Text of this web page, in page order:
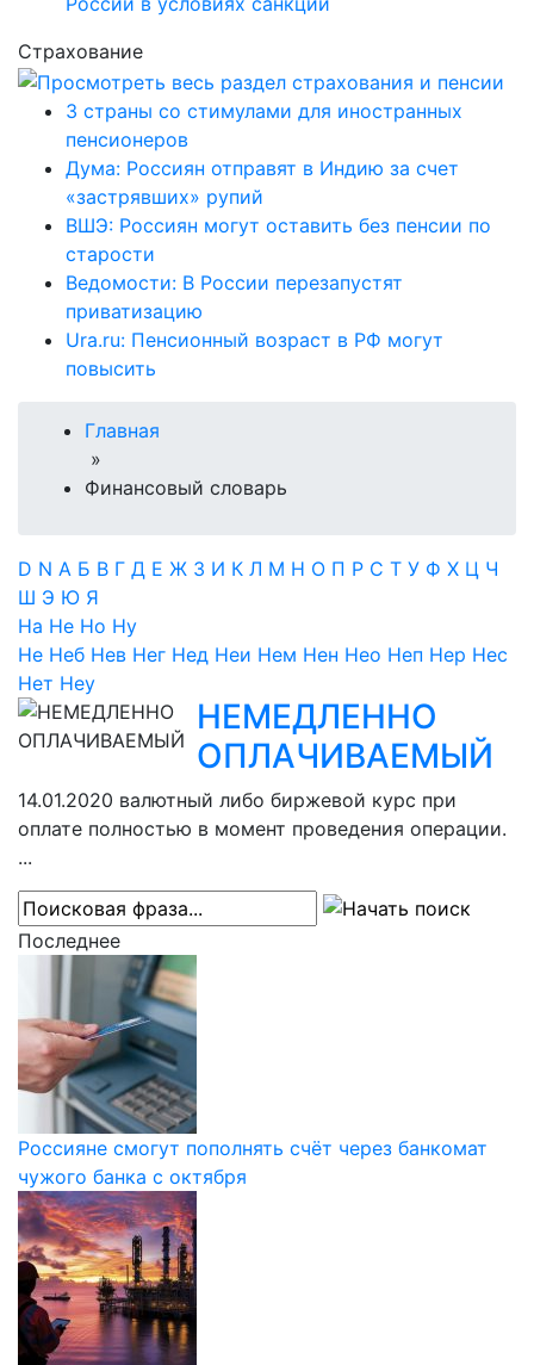
Страхование
3 страны со стимулами для иностранных
пенсионеров
Дума: Россиян отправят в Индию за счет
«застрявших» рупий
ВШЭ: Россиян могут оставить без пенсии по
старости
Ведомости: В России перезапустят
приватизацию
Ura.ru: Пенсионный возраст в РФ могут
повысить
Главная
»
Финансовый словарь
D N А Б В Г Д Е Ж З И К Л М Н О П Р С Т У Ф Х Ц Ч
Ш Э Ю Я
На Не Но Ну
Не Неб Нев Нег Нед Неи Нем Нен Нео Неп Нер Нес
Нет Неу
НЕМЕДЛЕННО
ОПЛАЧИВАЕМЫЙ
14.01.2020 валютный либо биржевой курс при
оплате полностью в момент проведения операции.
...
Последнее
Россияне смогут пополнять счёт через банкомат
чужого банка с октября